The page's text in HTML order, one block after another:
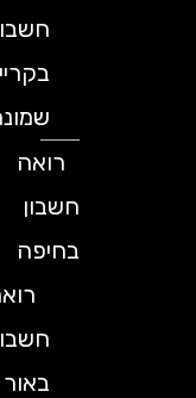
חשבון
בקריית
שמונה
רואה
חשבון
בחיפה
רואה
חשבון
באור